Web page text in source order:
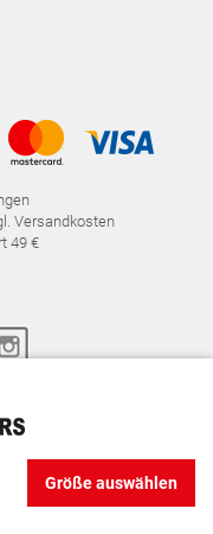
Größe auswählen
Versandkosten
49 €
WIDERRUFSRECHT